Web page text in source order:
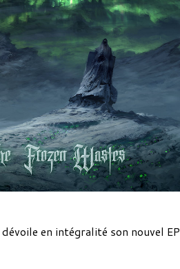
dévoile en intégralité son nouvel EP